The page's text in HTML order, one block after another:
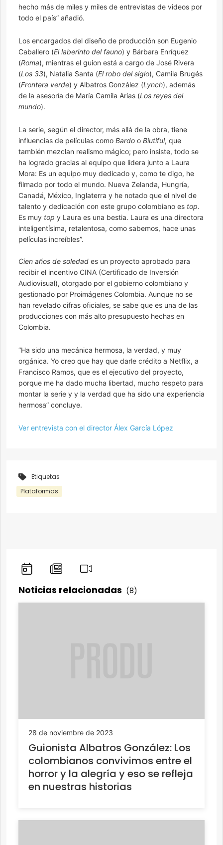
hecho más de miles y miles de entrevistas de videos por
todo el país” añadió.
Los encargados del diseño de producción son Eugenio
Caballero (El laberinto del fauno) y Bárbara Enríquez
(Roma), mientras el guion está a cargo de José Rivera
(Los 33), Natalia Santa (El robo del siglo), Camila Brugés
(Frontera verde) y Albatros González (Lynch), además
de la asesoría de María Camila Arias (Los reyes del
mundo).
La serie, según el director, más allá de la obra, tiene
influencias de películas como Bardo o Biutiful, que
también mezclan realismo mágico; pero insiste, todo se
ha logrado gracias al equipo que lidera junto a Laura
Mora: Es un equipo muy dedicado y, como te digo, he
filmado por todo el mundo. Nueva Zelanda, Hungría,
Canadá, México, Inglaterra y he notado que el nivel de
talento y dedicación con este grupo colombiano es top.
Es muy top y Laura es una bestia. Laura es una directora
inteligentísima, retalentosa, como sabemos, hace unas
películas increíbles”.
Cien años de soledad es un proyecto aprobado para
recibir el incentivo CINA (Certificado de Inversión
Audiovisual), otorgado por el gobierno colombiano y
gestionado por Proimágenes Colombia. Aunque no se
han revelado cifras oficiales, se sabe que es una de las
producciones con más alto presupuesto hechas en
Colombia.
“Ha sido una mecánica hermosa, la verdad, y muy
orgánica. Yo creo que hay que darle crédito a Netflix, a
Francisco Ramos, que es el ejecutivo del proyecto,
porque me ha dado mucha libertad, mucho respeto para
montar la serie y y la verdad que ha sido una experiencia
hermosa” concluye.
Ver entrevista con el director Álex García López
Etiquetas
Plataformas
Noticias relacionadas (8)
28 de noviembre de 2023
Guionista Albatros González: Los
colombianos convivimos entre el
horror y la alegría y eso se refleja
en nuestras historias